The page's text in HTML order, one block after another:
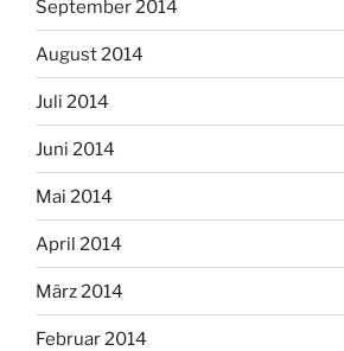
September 2014
August 2014
Juli 2014
Juni 2014
Mai 2014
April 2014
März 2014
Februar 2014